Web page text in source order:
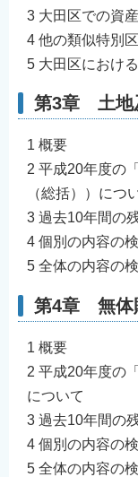
3 大田区での資
4 他の類似特別
5 大田区におけ
第3章 土地
1 概要
2 平成20年度の
（総括））につ
3 過去10年間の
4 個別の内容の
5 全体の内容の
第4章 無体
1 概要
2 平成20年度の
について
3 過去10年間の
4 個別の内容の
5 全体の内容の